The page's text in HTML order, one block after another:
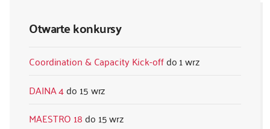
Otwarte konkursy
Coordination & Capacity Kick-off
1 wrz
DAINA 4
15 wrz
MAESTRO 18
15 wrz